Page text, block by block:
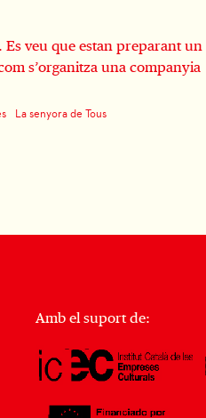
Es veu que estan preparant un
s’organitza una companyia
La senyora de Tous
Amb el suport de: